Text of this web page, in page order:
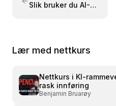
Slik bruker du AI-
Lær med nettkurs
Nettkurs i KI-
rask innføring
Benjamin Bruarøy